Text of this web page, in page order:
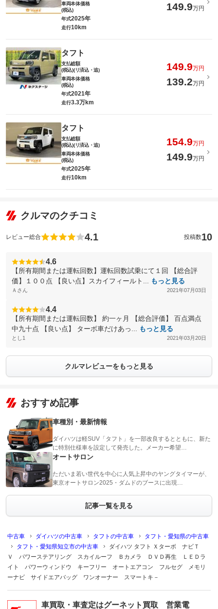
車両本体価格
(税込)
149.9万円
年式2025年
走行10km
タフト
支払総額
(税込)(リ済込・追)
149.9万円
車両本体価格
(税込)
139.2万円
年式2021年
走行3.3万km
タフト
支払総額
(税込)(リ済込・追)
154.9万円
車両本体価格
(税込)
149.9万円
年式2025年
走行10km
クルマのクチコミ
レビュー総合 4.1 投稿数10
4.6
【所有期間または運転回数】運転回数試乗にて１回 【総合評
価】１００点 【良い点】スカイフィールト...
もっと見る
Ａさん 2021年07月03日
4.4
【所有期間または運転回数】 約一ヶ月 【総合評価】 百点満点
中九十点 【良い点】 ターボ車だけあっ...
もっと見る
とし1 2021年03月20日
クルマレビューをもっと見る
おすすめ記事
車種別・最新情報
ダイハツは軽SUV「タフト」を一部改良するとともに、新た
に特別仕様車を設定して発売した。メーカー希望…
オートサロン
ただいま若い世代を中心に人気上昇中のヤングタイマーが、
東京オートサロン2025・ダムドのブースに出現…
記事一覧を見る
中古車 ダイハツの中古車 タフトの中古車
タフト・愛知県の中古車
タフト・愛知県知立市の中古車
ダイハツ タフト Ｘターボ ナビＴ
Ｖ パワーステアリング スカイルーフ Ｂカメラ ＤＶＤ再生 ＬＥＤラ
イト パワーウィンドウ キーフリー オートエアコン フルセグ メモリ
ーナビ サイドエアバッグ ワンオーナー スマートキ－
車買取・車査定はグーネット買取 営業電